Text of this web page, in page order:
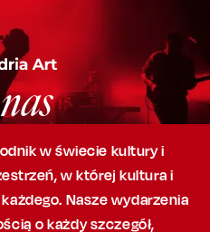
w świecie kultury i
w której kultura i
Nasze wydarzenia
o każdy szczegół,